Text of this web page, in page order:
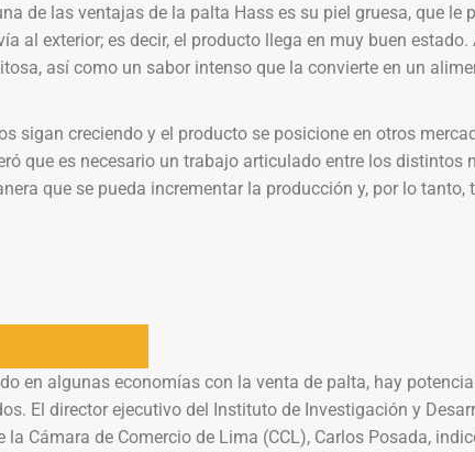
de las ventajas de la palta Hass es su piel gruesa, que le
al exterior; es decir, el producto llega en muy buen estado.
así como un sabor intenso que la convierte en un
sigan creciendo y el producto se posicione en otros
que es necesario un trabajo articulado entre los distintos
que se pueda incrementar la producción y, por lo tanto,
en algunas economías con la venta de palta, hay
El director ejecutivo del Instituto de Investigación y
la Cámara de Comercio de Lima (CCL), Carlos Posada,